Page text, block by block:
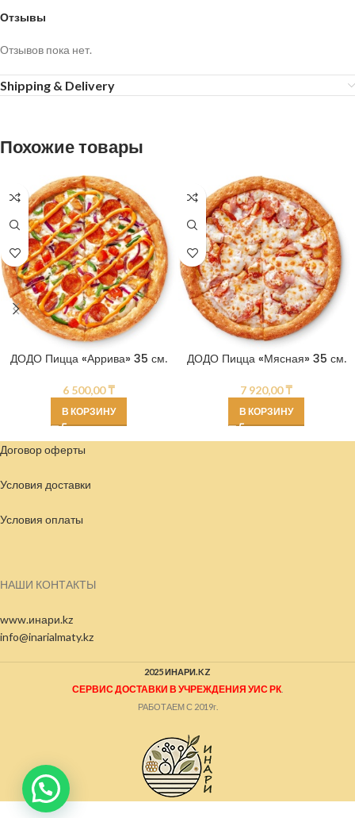
Отзывы
Отзывов пока нет.
Shipping & Delivery
Похожие товары
ДОДО Пицца «Аррива» 35 см.
6 500,00₸
В КОРЗИНУ
ДОДО Пицца «Мясная» 35 см.
7 920,00₸
В КОРЗИНУ
Договор оферты
Условия доставки
Условия оплаты
НАШИ КОНТАКТЫ
www.инари.kz
info@inarialmaty.kz
2025 ИНАРИ.KZ
СЕРВИС ДОСТАВКИ В УЧРЕЖДЕНИЯ УИС РК
РАБОТАЕМ С 2019г.